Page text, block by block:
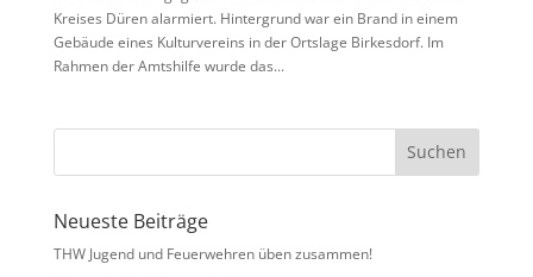
Kreises Düren alarmiert. Hintergrund war ein Brand in einem
Gebäude eines Kulturvereins in der Ortslage Birkesdorf. Im
Rahmen der Amtshilfe wurde das...
Neueste Beiträge
THW Jugend und Feuerwehren üben zusammen!